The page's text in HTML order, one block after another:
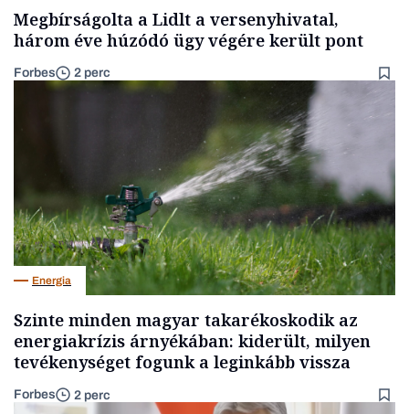
Megbírságolta a Lidlt a versenyhivatal,
három éve húzódó ügy végére került pont
Forbes 2 perc
Energia
Szinte minden magyar takarékoskodik az
energiakrízis árnyékában: kiderült, milyen
tevékenységet fogunk a leginkább vissza
Forbes 2 perc